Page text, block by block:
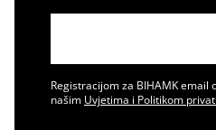
Registracijom za BIHAMK email
našim Uvjetima i Politikom